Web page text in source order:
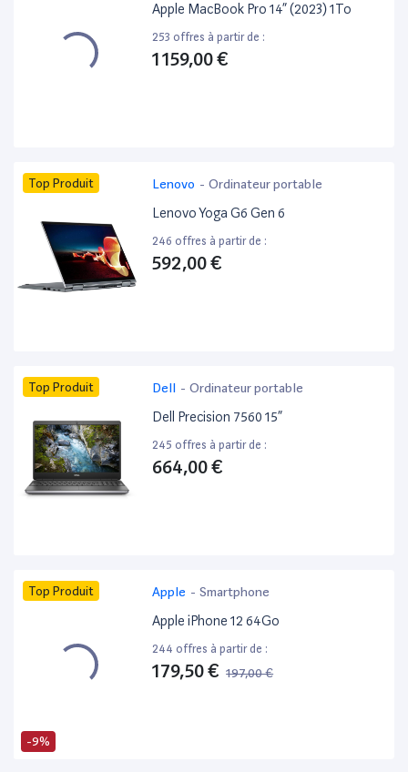
Apple MacBook Pro 14” (2023) 1To
253 offres à partir de :
1 159,00 €
Top Produit Lenovo - Ordinateur portable
Lenovo Yoga G6 Gen 6
246 offres à partir de :
592,00 €
Top Produit Dell - Ordinateur portable
Dell Precision 7560 15”
245 offres à partir de :
664,00 €
-9%
Top Produit Apple - Smartphone
Apple iPhone 12 64Go
244 offres à partir de :
179,50 € 197,00 €